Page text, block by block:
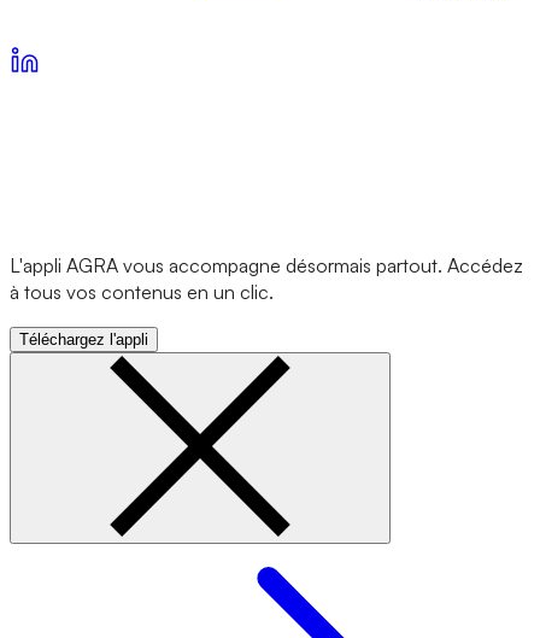
L'appli AGRA vous accompagne désormais partout. Accédez
à tous vos contenus en un clic.
Téléchargez l'appli